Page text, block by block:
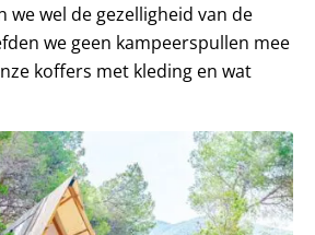
we wel de gezelligheid van de
we geen kampeerspullen mee
koffers met kleding en wat